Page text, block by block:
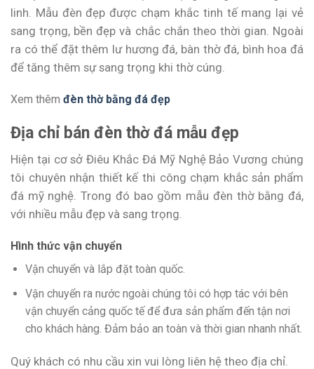
linh. Mẫu đèn đẹp được chạm khắc tinh tế mang lại vẻ
sang trọng, bền đẹp và chắc chắn theo thời gian. Ngoài
ra có thể đặt thêm lư hương đá, bàn thờ đá, bình hoa đá
để tăng thêm sự sang trọng khi thờ cúng.
Xem thêm đèn thờ bằng đá đẹp
Địa chỉ bán đèn thờ đá mẫu đẹp
Hiện tại cơ sở Điêu Khắc Đá Mỹ Nghệ Bảo Vương chúng
tôi chuyên nhận thiết kế thi công chạm khắc sản phẩm
đá mỹ nghệ. Trong đó bao gồm mẫu đèn thờ bằng đá,
với nhiều mẫu đẹp và sang trọng.
Hình thức vận chuyển
Vận chuyển và lắp đặt toàn quốc.
Vận chuyển ra nước ngoài chúng tôi có hợp tác với bên
vận chuyển cảng quốc tế để đưa sản phẩm đến tận nơi
cho khách hàng. Đảm bảo an toàn và thời gian nhanh nhất.
Quý khách có nhu cầu xin vui lòng liên hệ theo địa chỉ.